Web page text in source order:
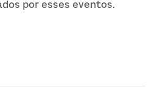
por esses eventos.